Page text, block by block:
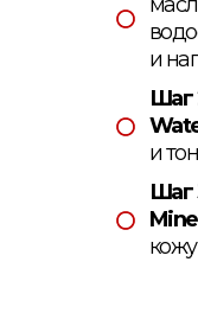
и
Шаг
и
Шаг